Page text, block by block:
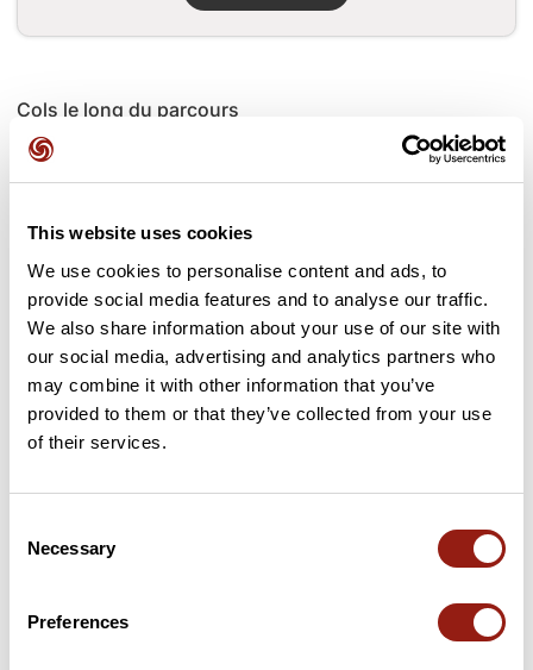
This website uses cookies
We use cookies to personalise content and ads, to
provide social media features and to analyse our traffic.
We also share information about your use of our site with
our social media, advertising and analytics partners who
may combine it with other information that you’ve
provided to them or that they’ve collected from your use
of their services.
Selection
Necessary
Preferences
Cols le long du parcours
0 km
12 km Col du Pertus
30 km Col du Bruel 1 020 m
41 km Col Saint-Georges 952 m